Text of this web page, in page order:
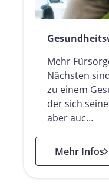
Mehr
Nächsten
zu einem
der sich
aber auc…
Mehr Infos
: